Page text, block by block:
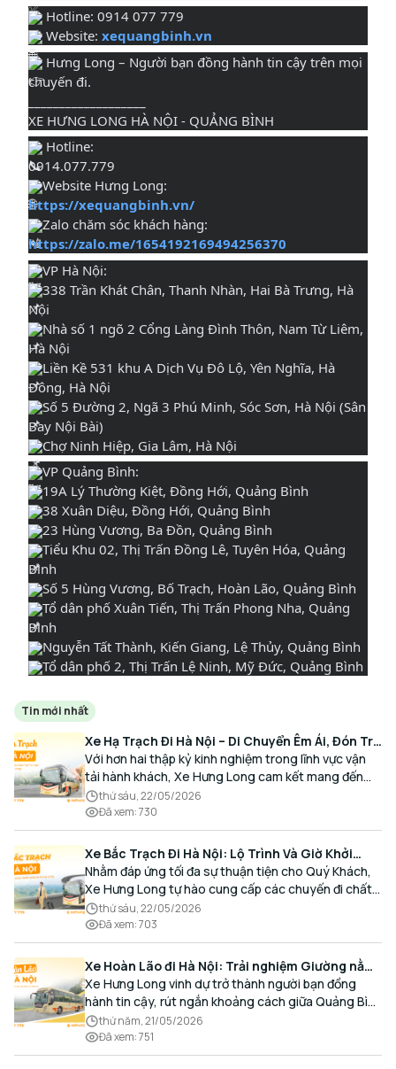
Hotline: 0914 077 779
Website: xequangbinh.vn
Hưng Long – Người bạn đồng hành tin cậy trên mọi
chuyến đi.
XE HƯNG LONG HÀ NỘI - QUẢNG BÌNH
Hotline:
0914.077.779
Website Hưng Long:
https://xequangbinh.vn/
Zalo chăm sóc khách hàng:
https://zalo.me/1654192169494256370
VP Hà Nội:
338 Trần Khát Chân, Thanh Nhàn, Hai Bà Trưng, Hà
Nội
Nhà số 1 ngõ 2 Cổng Làng Đình Thôn, Nam Từ Liêm,
Hà Nội
Liền Kề 531 khu A Dịch Vụ Đô Lộ, Yên Nghĩa, Hà
Đông, Hà Nội
Số 5 Đường 2, Ngã 3 Phú Minh, Sóc Sơn, Hà Nội (Sân
Bay Nội Bài)
Chợ Ninh Hiệp, Gia Lâm, Hà Nội
VP Quảng Bình:
19A Lý Thường Kiệt, Đồng Hới, Quảng Bình
38 Xuân Diệu, Đồng Hới, Quảng Bình
23 Hùng Vương, Ba Đồn, Quảng Bình
Tiểu Khu 02, Thị Trấn Đồng Lê, Tuyên Hóa, Quảng
Bình
Số 5 Hùng Vương, Bố Trạch, Hoàn Lão, Quảng Bình
Tổ dân phố Xuân Tiến, Thị Trấn Phong Nha, Quảng
Bình
Nguyễn Tất Thành, Kiến Giang, Lệ Thủy, Quảng Bình
Tổ dân phố 2, Thị Trấn Lệ Ninh, Mỹ Đức, Quảng Bình
Tin mới nhất
Xe Hạ Trạch Đi Hà Nội – Di Chuyển Êm Ái, Đón Trả
Tận Nơi Cùng Xe Hưng Long
Với hơn hai thập kỷ kinh nghiệm trong lĩnh vực vận
tải hành khách, Xe Hưng Long cam kết mang đến
cho Quý Khách một hành trình di chuyển trọn vẹn,
thoải mái và đúng giờ.
thứ sáu, 22/05/2026
Đã xem:730
Xe Bắc Trạch Đi Hà Nội: Lộ Trình Và Giờ Khởi
Hành Cùng Xe Hưng Long
Nhằm đáp ứng tối đa sự thuận tiện cho Quý Khách,
Xe Hưng Long tự hào cung cấp các chuyến đi chất
lượng cao, an toàn với lịch trình linh hoạt mỗi ngày.
thứ sáu, 22/05/2026
Đã xem:703
Xe Hoàn Lão đi Hà Nội: Trải nghiệm Giường nằm
Cao cấp, Đón trả Tận nơi
Xe Hưng Long vinh dự trở thành người bạn đồng
hành tin cậy, rút ngắn khoảng cách giữa Quảng Bình
và Thủ đô bằng chất lượng dịch vụ chuẩn mực.
thứ năm, 21/05/2026
Đã xem:751